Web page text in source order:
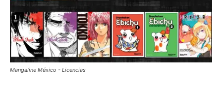
Mangaline México - Licencias